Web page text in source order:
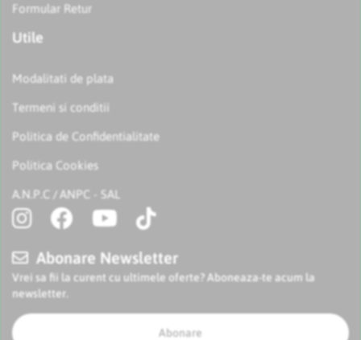
Formular Retur
Utile
Modalitati de plata
Termeni si conditii
Politica de Confidentialitate
Politica Cookies
A.N.P.C / ANPC - SAL
Abonare Newsletter
Vrei sa fii la curent cu ultimele oferte? Aboneaza-te acum la
newsletter.
Abonare